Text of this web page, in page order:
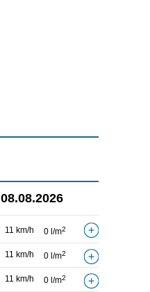
08.08.2026
11 km/h 0 l/m2
11 km/h 0 l/m2
11 km/h 0 l/m2